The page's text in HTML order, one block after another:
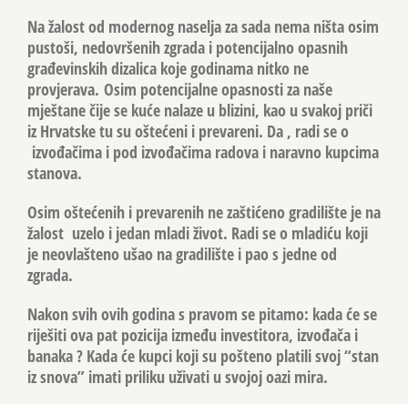
Na žalost od modernog naselja za sada nema ništa osim
pustoši, nedovršenih zgrada i potencijalno opasnih
građevinskih dizalica koje godinama nitko ne
provjerava. Osim potencijalne opasnosti za naše
mještane čije se kuće nalaze u blizini, kao u svakoj priči
iz Hrvatske tu su oštećeni i prevareni. Da , radi se o
izvođačima i pod izvođačima radova i naravno kupcima
stanova.
Osim oštećenih i prevarenih ne zaštićeno gradilište je na
žalost uzelo i jedan mladi život. Radi se o mladiću koji
je neovlašteno ušao na gradilište i pao s jedne od
zgrada.
Nakon svih ovih godina s pravom se pitamo: kada će se
riješiti ova pat pozicija između investitora, izvođača i
banaka ? Kada će kupci koji su pošteno platili svoj “stan
iz snova” imati priliku uživati u svojoj oazi mira.